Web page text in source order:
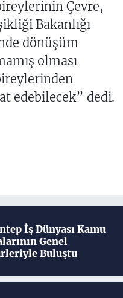
Çevre,
Bakanlığı
dönüşüm
olması
edebilecek” dedi.
İş Dünyası Kamu
Genel
Buluştu